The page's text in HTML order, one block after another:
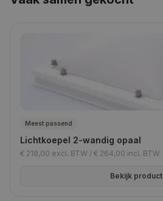
Meest passend
Lichtkoepel 2-wandig opaal
€ 218,00 excl. BTW / € 264,00 incl. BTW
Bekijk product